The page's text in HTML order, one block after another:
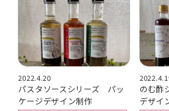
2022.4.20
パスタソースシリーズ パッ
ケージデザイン制作
のむ酢
デザイ